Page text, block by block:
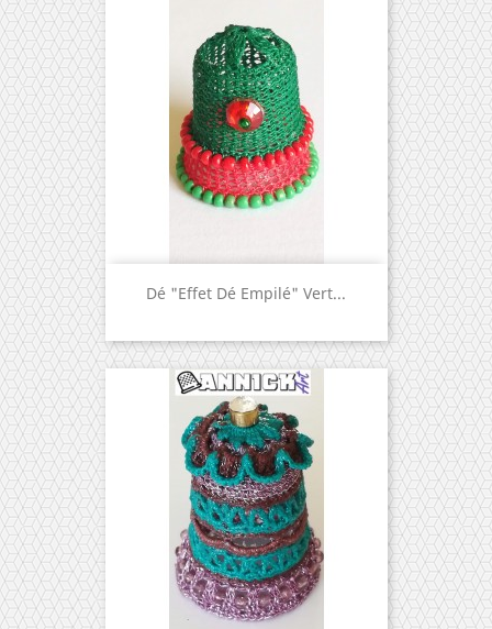
Dé "effet Dé Empilé" Vert...